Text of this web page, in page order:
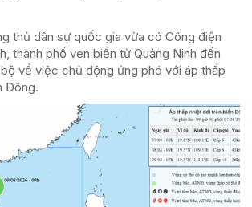
thủ dân sự quốc gia vừa có Công điện
thành phố ven biển từ Quảng Ninh đến
về việc chủ động ứng phó với áp thấp
Đông.